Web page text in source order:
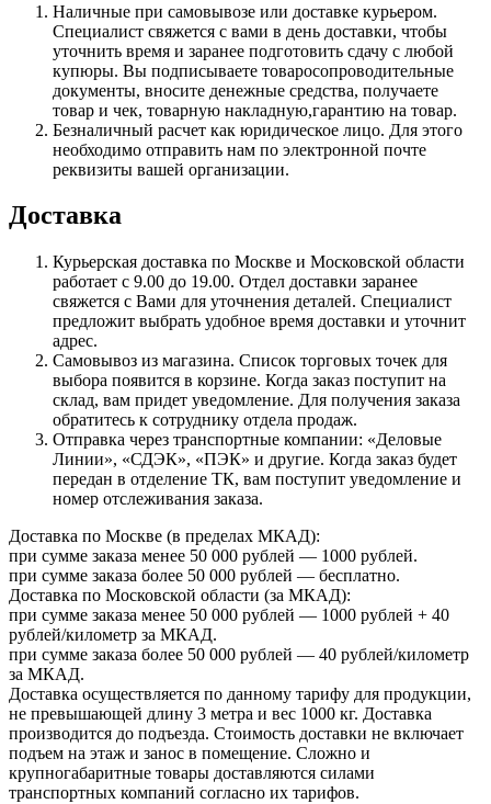
Наличные при самовывозе или доставке курьером.
Специалист свяжется с вами в день доставки, чтобы
уточнить время и заранее подготовить сдачу с любой
купюры. Вы подписываете товаросопроводительные
документы, вносите денежные средства, получаете
товар и чек, товарную накладную,гарантию на товар.
Безналичный расчет как юридическое лицо. Для этого
необходимо отправить нам по электронной почте
реквизиты вашей организации.
Доставка
Курьерская доставка по Москве и Московской области
работает с 9.00 до 19.00. Отдел доставки заранее
свяжется с Вами для уточнения деталей. Специалист
предложит выбрать удобное время доставки и уточнит
адрес.
Самовывоз из магазина. Список торговых точек для
выбора появится в корзине. Когда заказ поступит на
склад, вам придет уведомление. Для получения заказа
обратитесь к сотруднику отдела продаж.
Отправка через транспортные компании: «Деловые
Линии», «СДЭК», «ПЭК» и другие. Когда заказ будет
передан в отделение ТК, вам поступит уведомление и
номер отслеживания заказа.
Доставка по Москве (в пределах МКАД):
при сумме заказа менее 50 000 рублей — 1000 рублей.
при сумме заказа более 50 000 рублей — бесплатно.
Доставка по Московской области (за МКАД):
при сумме заказа менее 50 000 рублей — 1000 рублей + 40
рублей/километр за МКАД.
при сумме заказа более 50 000 рублей — 40 рублей/километр
за МКАД.
Доставка осуществляется по данному тарифу для продукции,
не превышающей длину 3 метра и вес 1000 кг. Доставка
производится до подъезда. Стоимость доставки не включает
подъем на этаж и занос в помещение. Сложно и
крупногабаритные товары доставляются силами
транспортных компаний согласно их тарифов.